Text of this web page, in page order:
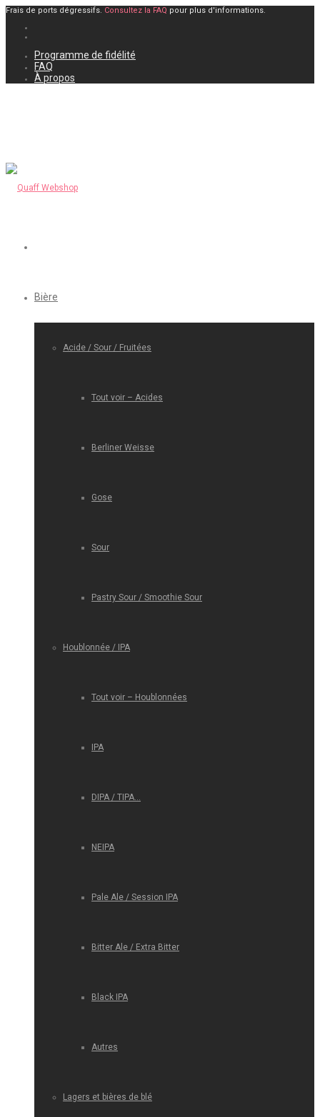
Frais de ports dégressifs. Consultez la FAQ pour plus d'informations.
Programme de fidélité
FAQ
À propos
Bière
Acide / Sour / Fruitées
Tout voir – Acides
Berliner Weisse
Gose
Sour
Pastry Sour / Smoothie Sour
Houblonnée / IPA
Tout voir – Houblonnées
IPA
DIPA / TIPA…
NEIPA
Pale Ale / Session IPA
Bitter Ale / Extra Bitter
Black IPA
Autres
Lagers et bières de blé